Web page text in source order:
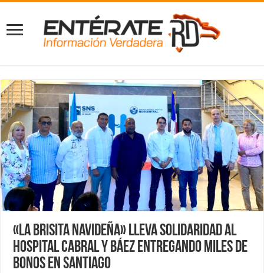
«La Brisita Navideña» lleva solidaridad al
Hospital Cabral y Báez entregando miles de
bonos en Santiago